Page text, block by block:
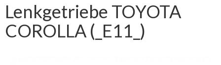
Lenkgetriebe TOYOTA
COROLLA (_E11_)